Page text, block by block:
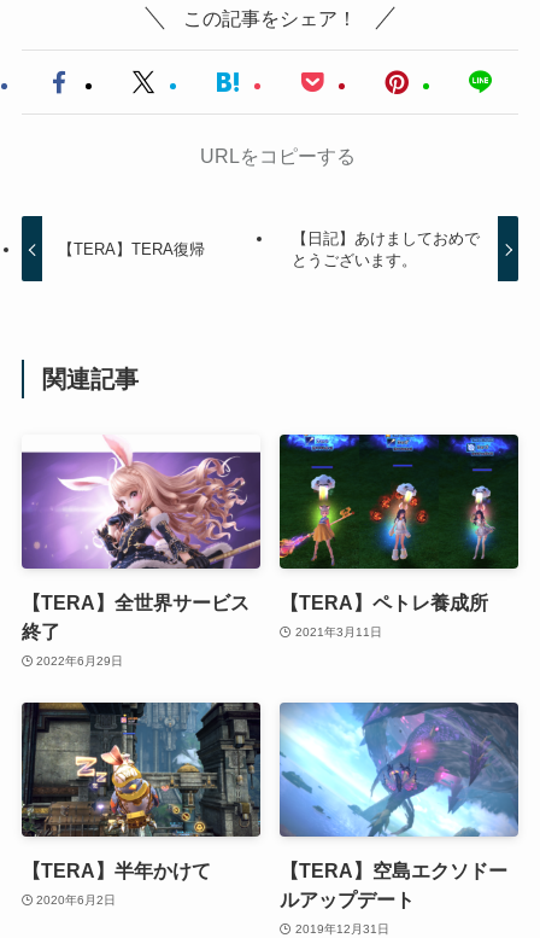
この記事をシェア！
URLをコピーする
【TERA】TERA復帰
【日記】あけましておめで
とうございます。
関連記事
【TERA】全世界サービス
終了
2022年6月29日
【TERA】ペトレ養成所
2021年3月11日
【TERA】半年かけて
2020年6月2日
【TERA】空島エクソドー
ルアップデート
2019年12月31日